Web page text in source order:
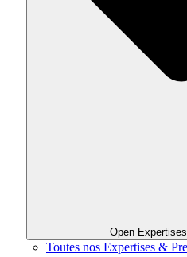
Open
Toutes nos Expertises &